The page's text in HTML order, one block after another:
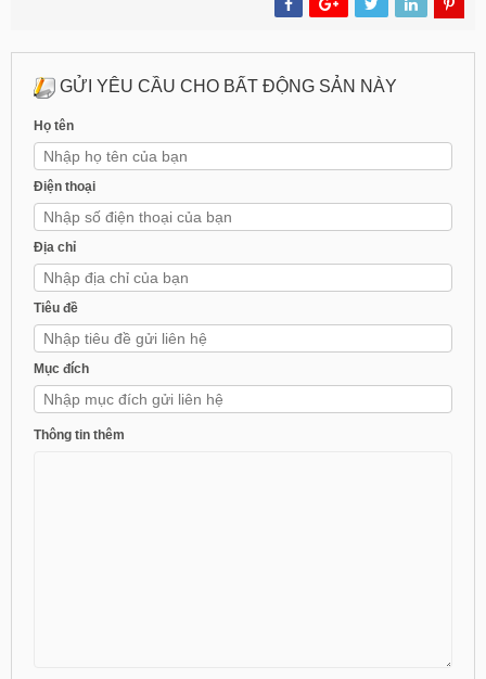
GỬI YÊU CẦU CHO BẤT ĐỘNG SẢN NÀY
Họ tên
Điện thoại
Địa chỉ
Tiêu đề
Mục đích
Thông tin thêm